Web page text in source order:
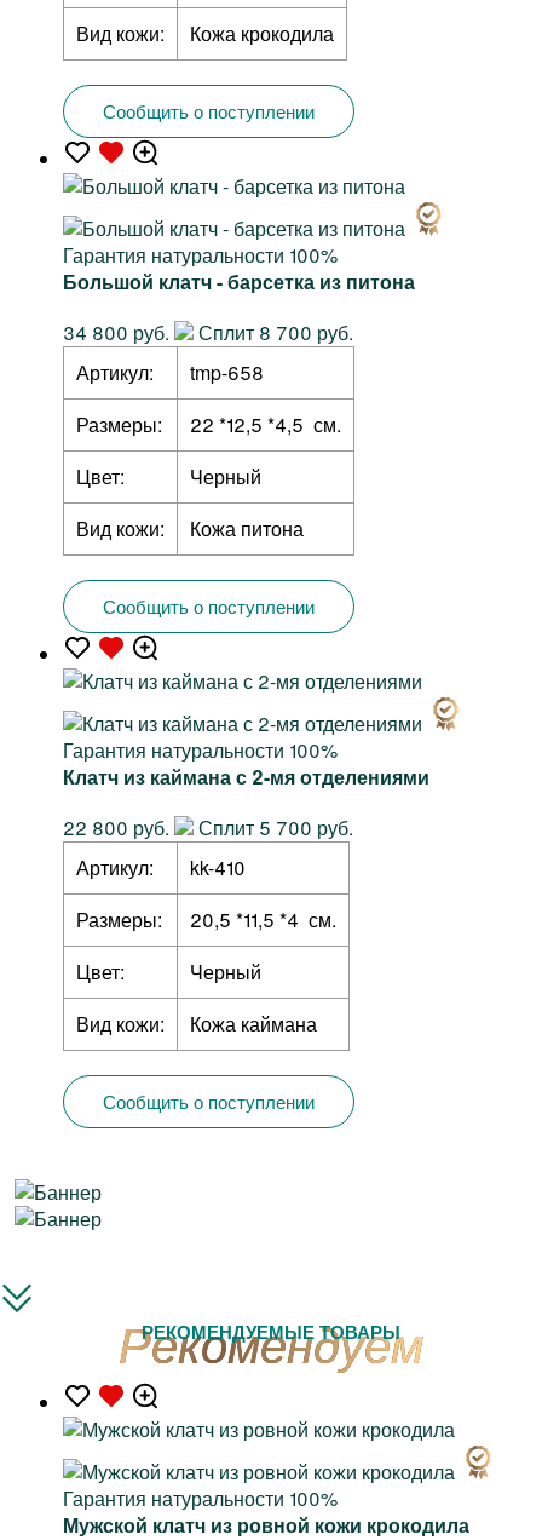
Вид кожи:
Кожа крокодила
Сообщить о поступлении
Гарантия натуральности 100%
Большой клатч - барсетка из питона
34 800 руб.
Сплит 8 700 руб.
Артикул:
tmp-658
Размеры:
22 *12,5 *4,5 см.
Цвет:
Черный
Вид кожи:
Кожа питона
Сообщить о поступлении
Гарантия натуральности 100%
Клатч из каймана с 2-мя отделениями
22 800 руб.
Сплит 5 700 руб.
Артикул:
kk-410
Размеры:
20,5 *11,5 *4 см.
Цвет:
Черный
Вид кожи:
Кожа каймана
Сообщить о поступлении
РЕКОМЕНДУЕМЫЕ ТОВАРЫ
Гарантия натуральности 100%
Мужской клатч из ровной кожи крокодила